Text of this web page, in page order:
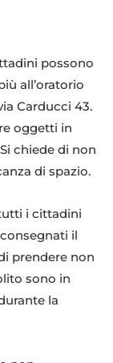
possono
all’oratorio
Carducci 43.
oggetti in
chiede di non
di spazio.
i cittadini
il
prendere non
sono in
la